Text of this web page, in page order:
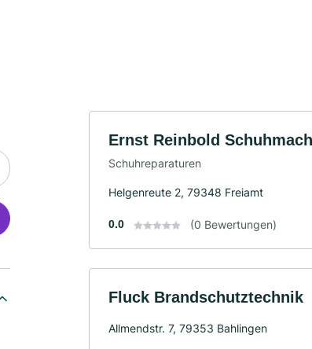
Ernst Reinbold
Schuhreparaturen
Helgenreute 2, 79348 Freiamt
0.0 (0 Bewertungen)
Fluck Brandschutztechnik
Allmendstr. 7, 79353 Bahlingen